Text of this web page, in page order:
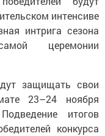
интенсиве
интрига сезона
церемонии
защищать свои
23–24 ноября
итогов
конкурса